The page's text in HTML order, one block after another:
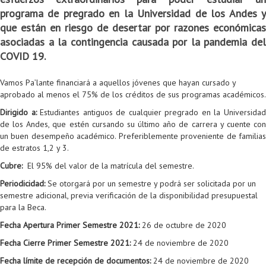
programa de pregrado en la Universidad de los Andes y
que están en riesgo de desertar por razones económicas
asociadas a la contingencia causada por la pandemia del
COVID 19.
Vamos Pa’lante financiará a aquellos jóvenes que hayan cursado y
aprobado al menos el 75% de los créditos de sus programas académicos.
Dirigido a:Estudiantes antiguos de cualquier pregrado en la Universidad
de los Andes, que estén cursando su último año de carrera y cuente con
un buen desempeño académico. Preferiblemente proveniente de familias
de estratos 1,2 y 3.
Cubre:El 95% del valor de la matrícula del semestre.
Periodicidad:Se otorgará por un semestre y podrá ser solicitada por un
semestre adicional, previa verificación de la disponibilidad presupuestal
para la Beca.
Fecha Apertura Primer Semestre 2021:26 de octubre de 2020
Fecha Cierre Primer Semestre 2021:24 de noviembre de 2020
Fecha límite de recepción de documentos:24 de noviembre de 2020
Convocatoria ISIS
Convocatoria IA
Oportunidades
Información general
Opciones académicas
TI en las Organizaciones
Computación Visual
Matemática computacional
Profesores
Acreditaciones
Internacionalización
Cursos electivos
Electivas reguladas
Electivas profesionales
Electivas profesionales en otros departamentos
Oferta de cursos periodo intersemestral
Procesos administrativos
Consejería
Doble programa
Doble titulación
Examen Saber Pro
Intercambios académicos
Práctica académica
Movilidad Estudiantil (Intercambio)
Reingreso
Reintegro
Retiro Voluntario
Aplazamiento
Trasnferencia Interna
Intercambio Is-Link
Grado
Reglamento General de Estudiantes de Maestría RGEMa
Bienestar institucional
Oferta de cursos
Convocatorias
Maestría en Gerencia de Tecnologías de Información (MAIT)
Maestría en Arquitectura de Tecnologías de Información
(MATI)
Maestría en Biología Computacional (MBC)
Maestría en Tecnologías de Información para el Negocio
(MBIT)
Maestría en Seguridad de la Información (MESI)
Maestría en Ingeniería de Información (MINE)
Maestría en Ingeniería de Sistemas y Computación (MISIS)
Maestría en Ingeniería de Software (MISO)
Instructores
Asistentes Postdoctorales
Profesores Adjuntos
Coordinadores generales
Coordinadores de programa
Gestores
Personal de apoyo
Personal de laboratorios
Ofertas Laborales
Emprendedores e Innovadores
TICSw
Colaboratorio de Interacción, Visualización, Robótica y Sistemas
Autónomos
Laboratorio de Arquitecturas Empresariales
Laboratorio de Conectividad y Redes
Laboratorio de Computación Móvil
Laboratorio de Informática Forense
Laboratorio de Ingeniería de Información - Códice
Laboratorios de Propósito General
Laboratorios de Seguridad de la Información
Sala de Video Juegos